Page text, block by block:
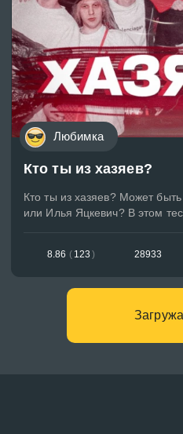
Любимка
Кто ты из хазяев?
Кто ты из хазяев? Может
или Илья Яцкевич? В этом
8.86 ( 123 ) 28933